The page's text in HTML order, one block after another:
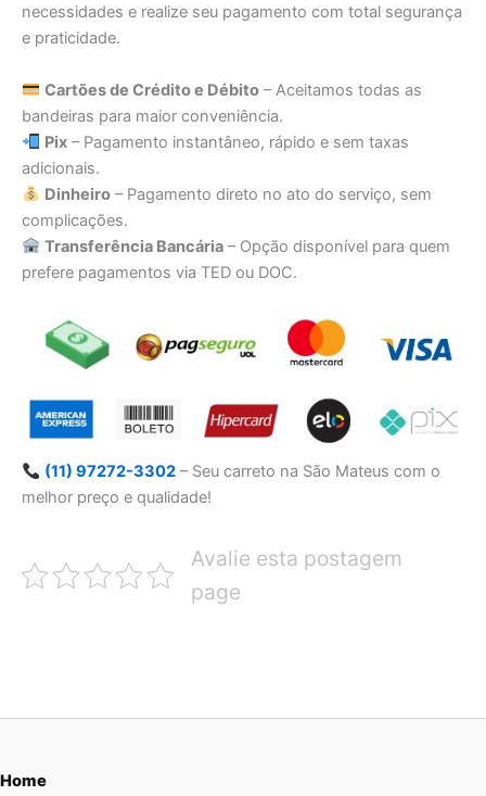
necessidades e realize seu pagamento com total segurança
e praticidade.
Cartões de Crédito e Débito– Aceitamos todas as
bandeiras para maior conveniência.
Pix– Pagamento instantâneo, rápido e sem taxas
adicionais.
Dinheiro– Pagamento direto no ato do serviço, sem
complicações.
Transferência Bancária– Opção disponível para quem
prefere pagamentos via TED ou DOC.
(11) 97272-3302– Seu carreto na São Mateus com o
melhor preço e qualidade!
Avalie esta postagem
page
Home